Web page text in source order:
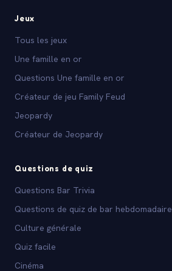
Jeux
Tous les jeux
Une famille en or
Questions Une famille en or
Créateur de jeu Family Feud
Jeopardy
Créateur de Jeopardy
Questions de quiz
Questions Bar Trivia
Questions de quiz de bar hebdomadaire
Culture générale
Quiz facile
Cinéma